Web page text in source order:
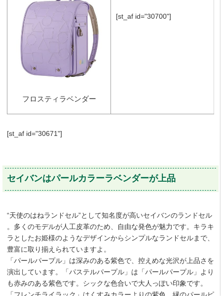
フロスティラベンダー
[st_af id="30700"]
[st_af id="30671"]
セイバンはパールカラーラベンダーが上品
“天使のはねランドセル”として知名度が高いセイバンのランドセル
。多くのモデルが人工皮革のため、自由な発色が魅力です。キラキ
ラとしたお姫様のようなデザインからシンプルなランドセルまで、
豊富に取り揃えられていますよ。
「パールパープル」は深みのある紫色で、控えめな光沢が上品さを
演出しています。「パステルパープル」は「パールパープル」より
も赤みのある紫色です。シックな色合いで大人っぽい印象です。
「フレンチライラック」はくすみカラーよりの紫色。縁のパールピ